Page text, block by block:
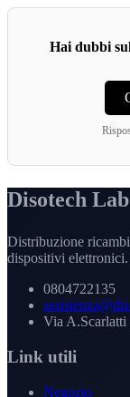
Hai dubbi
Disotech Lab
Distribuzione
dispositivi elettronici.
0804722135
Via
Link utili
Negozio